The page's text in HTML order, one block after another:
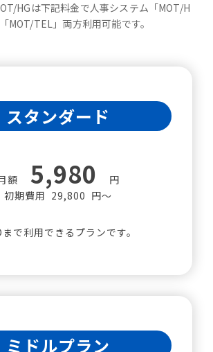
HGは下記料金で人事システム「MOT/H
MOT/TEL」両方利用可能です。
スタンダード
額 5,980
円
初期費用 29,800 円～
で利用できるプランです。
ミドルプラン